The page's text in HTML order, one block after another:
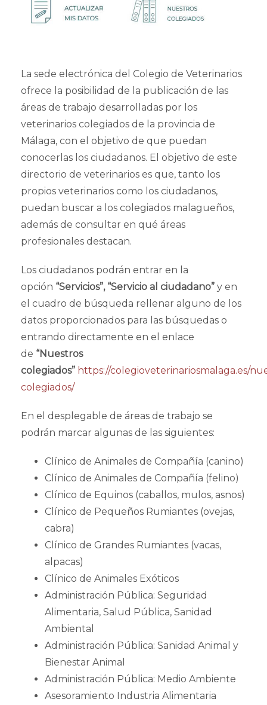
La sede electrónica del Colegio de Veterinarios
ofrece la posibilidad de la publicación de las
áreas de trabajo desarrolladas por los
veterinarios colegiados de la provincia de
Málaga, con el objetivo de que puedan
conocerlas los ciudadanos. El objetivo de este
directorio de veterinarios es que, tanto los
propios veterinarios como los ciudadanos,
puedan buscar a los colegiados malagueños,
además de consultar en qué áreas
profesionales destacan.
Los ciudadanos podrán entrar en la
opción “Servicios”, “Servicio al ciudadano” y en
el cuadro de búsqueda rellenar alguno de los
datos proporcionados para las búsquedas o
entrando directamente en el enlace
de “Nuestros
colegiados” https://colegioveterinariosmalaga.es/
colegiados/
En el desplegable de áreas de trabajo se
podrán marcar algunas de las siguientes:
Clínico de Animales de Compañía (canino)
Clínico de Animales de Compañía (felino)
Clínico de Equinos (caballos, mulos, asnos)
Clínico de Pequeños Rumiantes (ovejas,
cabra)
Clínico de Grandes Rumiantes (vacas,
alpacas)
Clínico de Animales Exóticos
Administración Pública: Seguridad
Alimentaria, Salud Pública, Sanidad
Ambiental
Administración Pública: Sanidad Animal y
Bienestar Animal
Administración Pública: Medio Ambiente
Asesoramiento Industria Alimentaria